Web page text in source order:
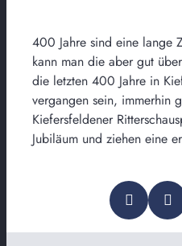
400 Jahre sind eine lange
kann man die aber gut
die letzten 400 Jahre in
vergangen sein, immerhin
Kiefersfeldener
Jubiläum und ziehen eine